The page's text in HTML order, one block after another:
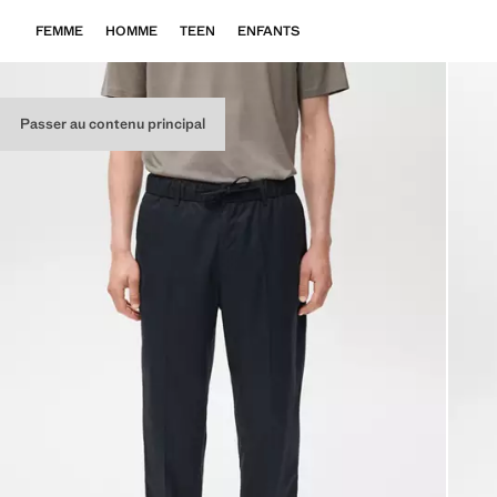
Passer au contenu principal
FEMME HOMME TEEN ENFANTS